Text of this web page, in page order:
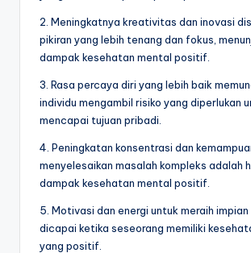
2. Meningkatnya kreativitas dan inovasi
pikiran yang lebih tenang dan fokus,
dampak kesehatan mental positif.
3. Rasa percaya diri yang lebih baik
individu mengambil risiko yang diperlukan
mencapai tujuan pribadi.
4. Peningkatan konsentrasi dan
menyelesaikan masalah kompleks adalah
dampak kesehatan mental positif.
5. Motivasi dan energi untuk meraih impian
dicapai ketika seseorang memiliki
yang positif.